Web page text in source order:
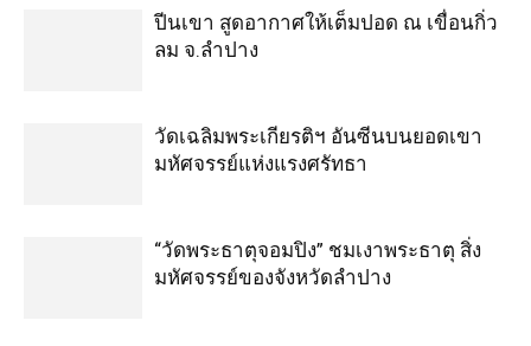
ปีนเขา สูดอากาศให้เต็มปอด ณ เขื่อนกิ่ว
ลม จ.ลำปาง
วัดเฉลิมพระเกียรติฯ อันซีนบนยอดเขา
มหัศจรรย์แห่งแรงศรัทธา
“วัดพระธาตุจอมปิง” ชมเงาพระธาตุ สิ่ง
มหัศจรรย์ของจังหวัดลำปาง